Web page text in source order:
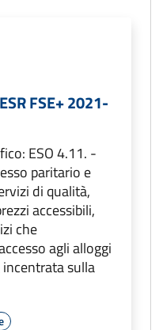
FSE+ 2021-
ESO 4.11. -
paritario e
di qualità,
accessibili,
che
agli alloggi
incentrata sulla